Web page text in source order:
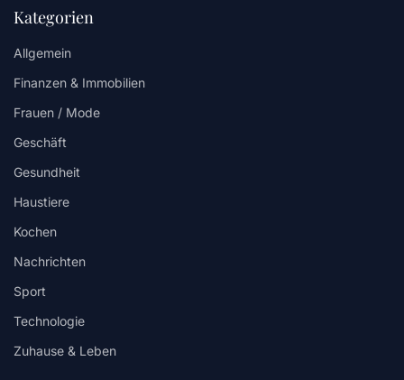
Kategorien
Allgemein
Finanzen & Immobilien
Frauen / Mode
Geschäft
Gesundheit
Haustiere
Kochen
Nachrichten
Sport
Technologie
Zuhause & Leben